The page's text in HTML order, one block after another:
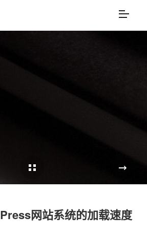
网站系统的加载速度